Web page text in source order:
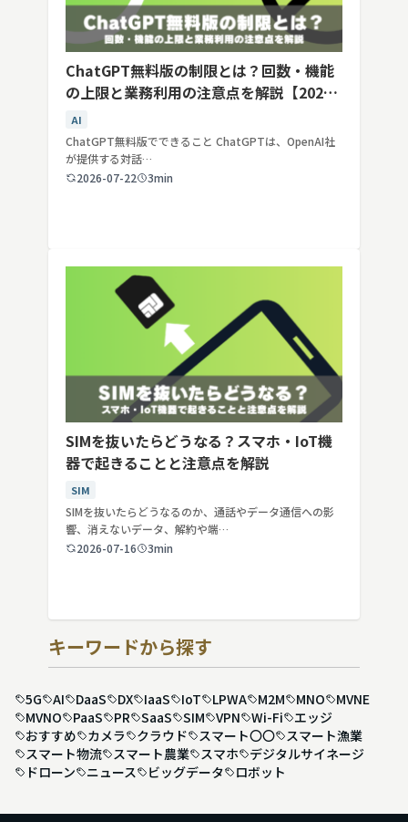
ChatGPT無料版の制限とは？回数・機能
の上限と業務利用の注意点を解説【2026
年最新】
AI
ChatGPT無料版でできること ChatGPTは、OpenAI社
が提供する対話…
2026-07-22
3min
SIMを抜いたらどうなる？スマホ・IoT機
器で起きることと注意点を解説
SIM
SIMを抜いたらどうなるのか、通話やデータ通信への影
響、消えないデータ、解約や端…
2026-07-16
3min
キーワードから探す
5G AI DaaS DX IaaS IoT LPWA M2M MNO
MVNE
MVNO
PaaS PR SaaS SIM VPN Wi-Fi
エッジ
おすすめ
カメラ クラウド スマート〇〇
スマート漁業
スマート物流
スマート農業 スマホ
デジタルサイネージ
ドローン
ニュース ビッグデータ ロボット